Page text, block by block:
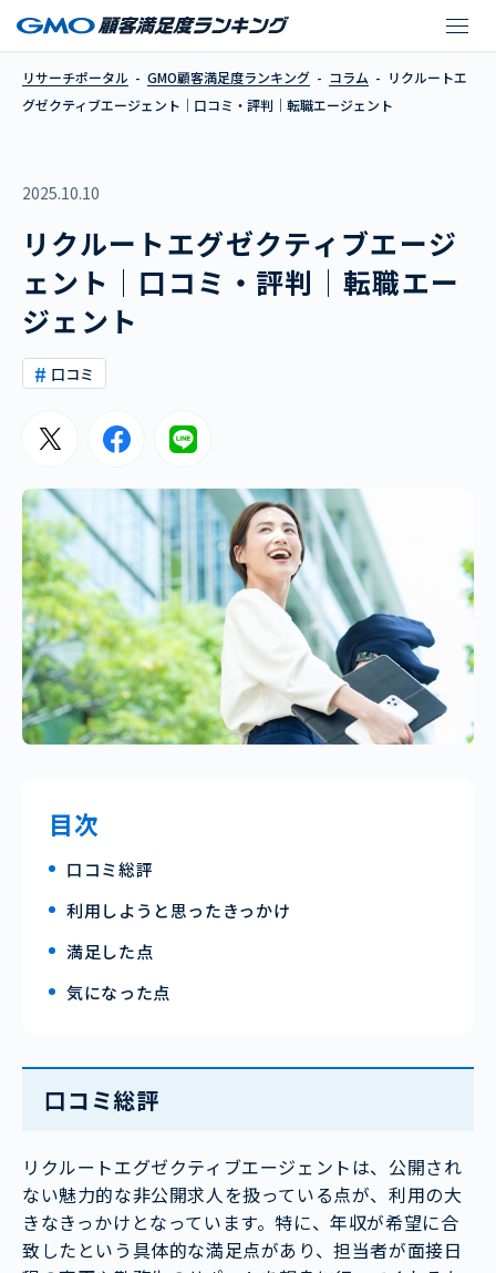
リクルートエグゼク
リサーチポータル GMO顧客満足度ランキング コラム
リクルートエ
グゼクティブエージェント│口コミ・評判│転職エージェント
2025.10.10
リクルートエグゼクティブエージ
ェント│口コミ・評判│転職エー
ジェント
口コミ
目次
口コミ総評
利用しようと思ったきっかけ
満足した点
気になった点
口コミ総評
リクルートエグゼクティブエージェントは、公開され
ない魅力的な非公開求人を扱っている点が、利用の大
きなきっかけとなっています。特に、年収が希望に合
致したという具体的な満足点があり、担当者が面接日